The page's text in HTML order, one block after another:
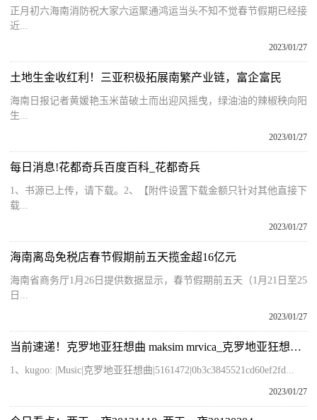
正月初六海南消防祝大家六运聚通鸿运当头不知不觉春节假期已经接
近...
2023/01/27
土地生金收红利！三亚积极拓展南繁产业链，富企富民
海南日报记者黄媛艳玉米苗破土而出迎风摇曳，绿油油的辣椒秧向阳
生...
2023/01/27
每日消息!花都奇兵百度百科_花都奇兵
1、书源已上传，请下载。2、【附件设置下载金额只针对其他直接下
载...
2023/01/27
海南离岛免税店春节假期前五天揽金超16亿元
海南省商务厅1月26日提供数据显示，春节假期前五天（1月21日至25
日...
2023/01/27
当前速递！克罗地亚狂想曲 maksim mrvica_克罗地亚狂想曲 mp3
1、kugoo: |Music|克罗地亚狂想曲|5161472|0b3c3845521cd60ef2fd...
2023/01/27